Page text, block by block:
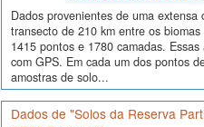
Dados provenientes de uma
transecto de 210 km entre os
1415 pontos e 1780 camadas.
com GPS. Em cada um dos pontos
amostras de solo...
Dados de "Solos da Reserva